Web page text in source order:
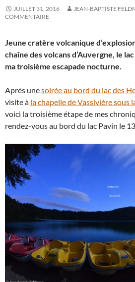
JUILLET 31, 2016 JEAN-BAPTISTE
COMMENTAIRE
Jeune cratère volcanique
chaîne des volcans d’Auvergne, le
ma troisième escapade nocturne.
Après unesoirée au bord du lac des
visite à la chapelle de Vassivière sous
voici la troisième étape de mes
rendez-vous au bord du lac Pavin le